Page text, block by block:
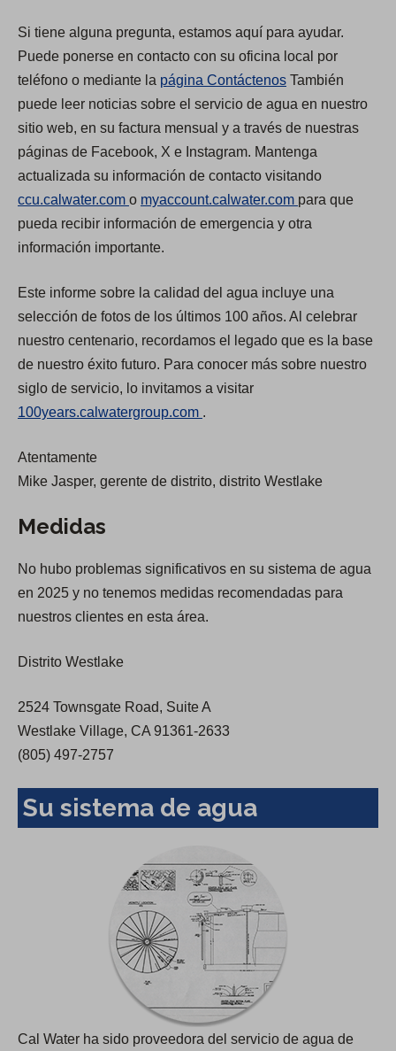
Si tiene alguna pregunta, estamos aquí para ayudar.
Puede ponerse en contacto con su oficina local por
teléfono o mediante la página Contáctenos También
puede leer noticias sobre el servicio de agua en nuestro
sitio web, en su factura mensual y a través de nuestras
páginas de Facebook, X e Instagram. Mantenga
actualizada su información de contacto visitando
ccu.calwater.com (
O
p
n
s
i
n
a
n
t
o myaccount.calwater.com (
O
n
s
i
n
t
para que
pueda recibir información de emergencia y otra
información importante.
Este informe sobre la calidad del agua incluye una
selección de fotos de los últimos 100 años. Al celebrar
nuestro centenario, recordamos el legado que es la base
de nuestro éxito futuro. Para conocer más sobre nuestro
siglo de servicio, lo invitamos a visitar
100years.calwatergroup.com
e
n
a
n
a
.
Atentamente
Mike Jasper, gerente de distrito, distrito Westlake
Medidas
No hubo problemas significativos en su sistema de agua
en 2025 y no tenemos medidas recomendadas para
nuestros clientes en esta área.
Distrito Westlake
2524 Townsgate Road, Suite A
Westlake Village, CA 91361-2633
(805) 497-2757
Su sistema de agua
Cal Water ha sido proveedora del servicio de agua de